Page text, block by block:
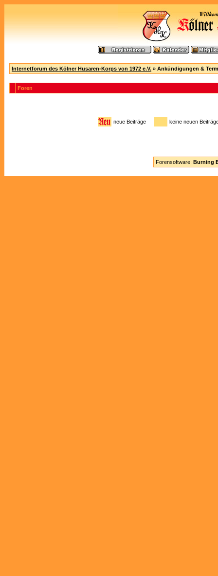
Internetforum des Kölner Husaren-Korps von 1972 e.V. » Ankündigungen &
Foren
neue Beiträge keine neuen
Forensoftware: Burning